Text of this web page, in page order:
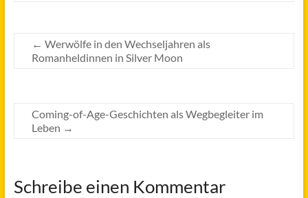
← Werwölfe in den Wechseljahren als
Romanheldinnen in Silver Moon
Coming-of-Age-Geschichten als Wegbegleiter im
Leben →
Schreibe einen Kommentar